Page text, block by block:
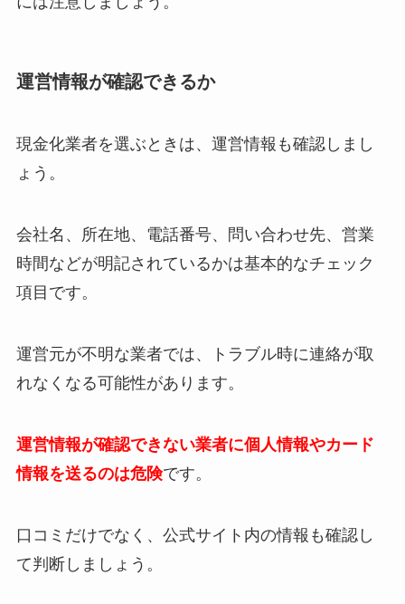
運営情報が確認できるか
現金化業者を選ぶときは、運営情報も確認しまし
ょう。
会社名、所在地、電話番号、問い合わせ先、営業
時間などが明記されているかは基本的なチェック
項目です。
運営元が不明な業者では、トラブル時に連絡が取
れなくなる可能性があります。
運営情報が確認できない業者に個人情報やカード
情報を送るのは危険です。
口コミだけでなく、公式サイト内の情報も確認し
て判断しましょう。